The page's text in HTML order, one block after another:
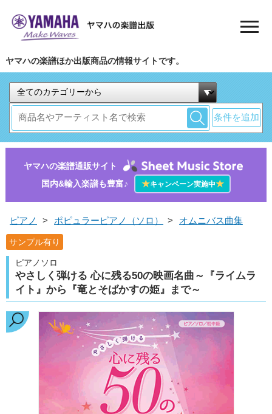
ヤマハの楽譜ほか出版商品の情報サイトです。
条件を追加
ヤマハの楽譜通販サイト
国内&輸入楽譜も豊富♪
★キャンペーン実施中★
ピアノ > ポピュラーピアノ（ソロ） > オムニバス曲集
サンプル有り
ピアノソロ
やさしく弾ける 心に残る50の映画名曲～『ライムラ
イト』から『竜とそばかすの姫』まで～